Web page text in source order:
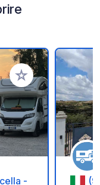
Aggiungi ai tuoi
-